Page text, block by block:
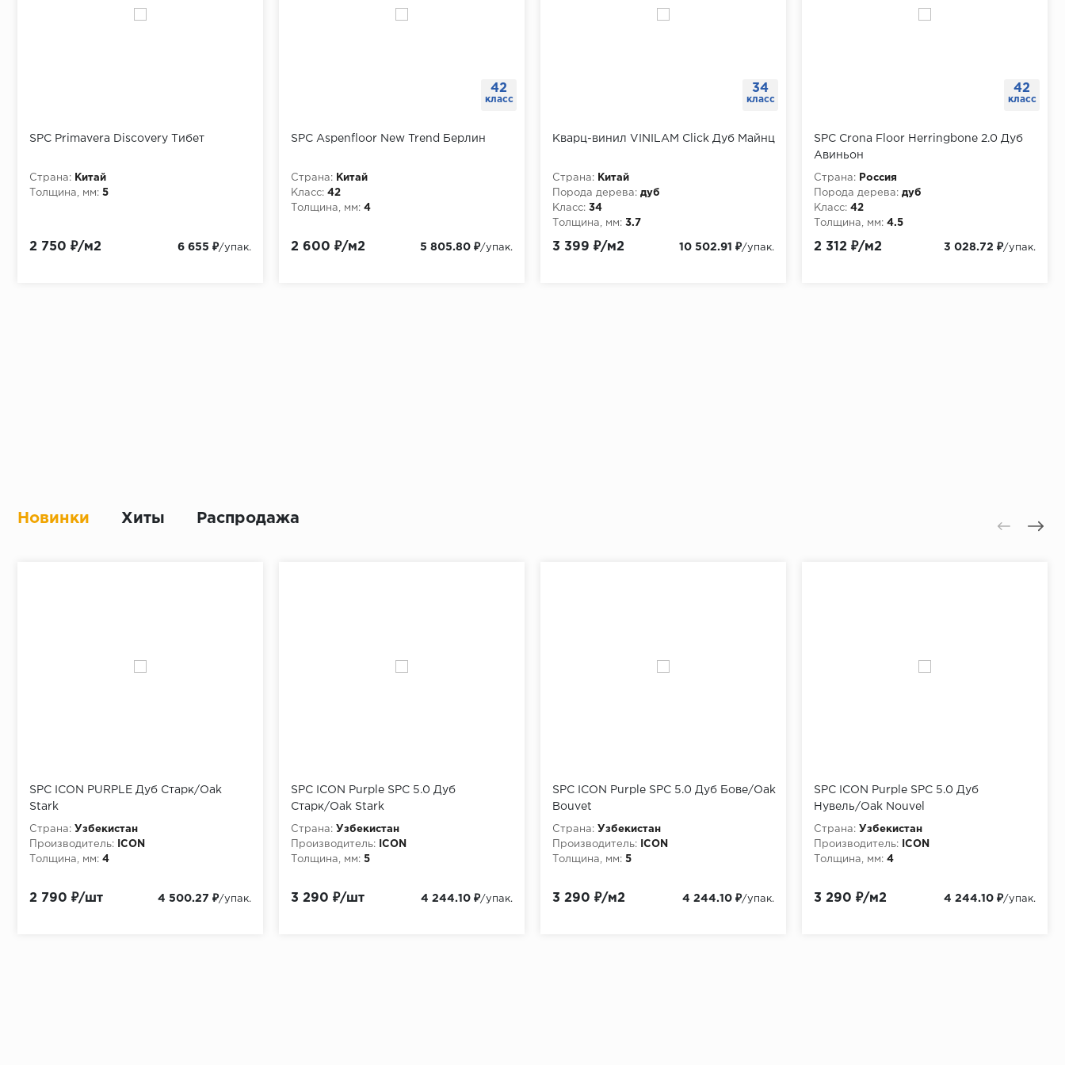
SPC Primavera Discovery Тибет
Страна:
Китай
Толщина, мм: 5
2 750 ₽/м2 6 655 ₽/упак.
42
класс
SPC Aspenfloor New Trend Берлин
Страна:
Китай
Класс: 42
Толщина, мм: 4
2 600 ₽/м2 5 805.80 ₽/упак.
34
класс
Кварц-винил VINILAM Click Дуб Майнц
Страна:
Китай
Порода дерева: дуб
Класс: 34
Толщина, мм: 3.7
3 399 ₽/м2 10 502.91 ₽/упак.
42
класс
SPC Crona Floor Herringbone 2.0 Дуб
Авиньон
Страна:
Россия
Порода дерева: дуб
Класс: 42
Толщина, мм: 4.5
2 312 ₽/м2 3 028.72 ₽/упак.
Новинки Хиты Распродажа
SPC ICON PURPLE Дуб Старк/Oak
Stark
Страна: Узбекистан
Производитель:
ICON
Толщина, мм: 4
2 790 ₽/шт 4 500.27 ₽/упак.
SPC ICON Purple SPC 5.0 Дуб
Старк/Oak Stark
Страна: Узбекистан
Производитель:
ICON
Толщина, мм: 5
3 290 ₽/шт 4 244.10 ₽/упак.
SPC ICON Purple SPC 5.0 Дуб Бове/Oak
Bouvet
Страна: Узбекистан
Производитель:
ICON
Толщина, мм: 5
3 290 ₽/м2 4 244.10 ₽/упак.
SPC ICON Purple SPC 5.0 Дуб
Нувель/Oak Nouvel
Страна: Узбекистан
Производитель:
ICON
Толщина, мм: 4
3 290 ₽/м2 4 244.10 ₽/упак.